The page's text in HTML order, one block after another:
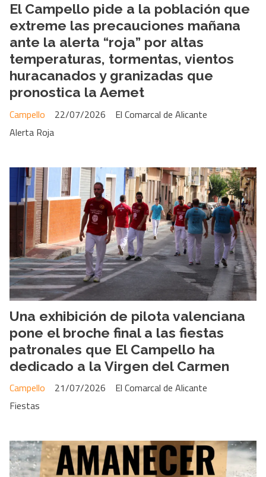
El Campello pide a la población que
extreme las precauciones mañana
ante la alerta “roja” por altas
temperaturas, tormentas, vientos
huracanados y granizadas que
pronostica la Aemet
El Comarcal de Alicante
Campello
22/07/2026
Alerta Roja
Una exhibición de pilota valenciana
pone el broche final a las fiestas
patronales que El Campello ha
dedicado a la Virgen del Carmen
El Comarcal de Alicante
Campello
21/07/2026
Fiestas